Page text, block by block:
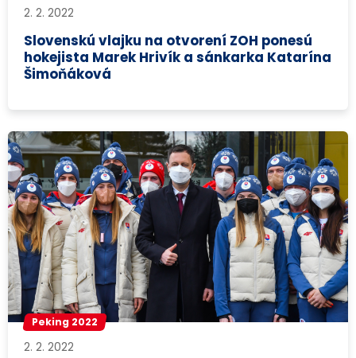
2. 2. 2022
Slovenskú vlajku na otvorení ZOH ponesú
hokejista Marek Hrivík a sánkarka Katarína
Šimoňáková
Peking 2022
2. 2. 2022